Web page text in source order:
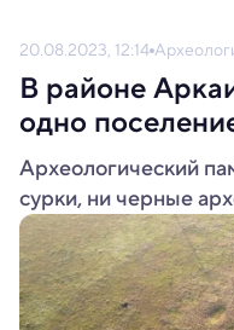
20.08.2023, 12:14
В районе
одно
Археологический
сурки, ни черные